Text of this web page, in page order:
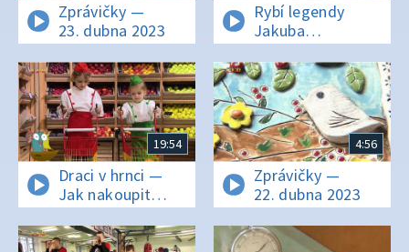
Zprávičky —
23. dubna 2023
Rybí legendy
Jakuba
Vágnera —
Tajmen sibiřský -
Mongolsko
19:54
Draci v hrnci —
Jak nakoupit
potraviny, nejen
samé laskominy
4:56
Zprávičky —
22. dubna 2023